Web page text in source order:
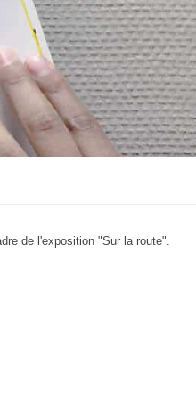
de l'exposition "Sur la route".